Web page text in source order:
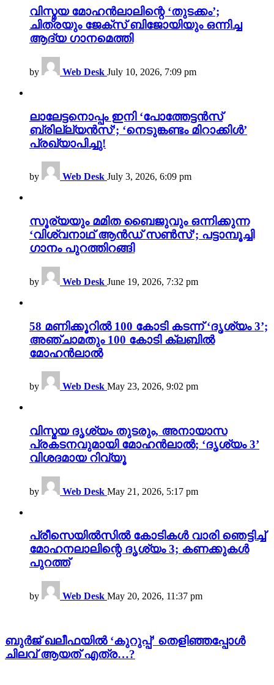
വിസ്മയ മോഹൻലാലിന്റെ ‘തുടക്കം’;
ചിത്രയും ജേക്സ് ബിജോയിയും ഒന്നിച്ച
ആദ്യ ഗാനമെത്തി
by Web Desk July 10, 2026, 7:09 pm
ലാലേട്ടനൊപ്പം ഇനി ‘പോത്തേട്ടൻസ്
ബ്രില്ല്യൻസ്’; ‘നെടുങ്കണ്ടം മിറാക്കിൾ’
പ്രഖ്യാപിച്ചു!
by Web Desk July 3, 2026, 6:09 pm
സൂര്യയും മമിത ബൈജുവും ഒന്നിക്കുന്ന
‘വിശ്വനാഥ് ആൻഡ് സൺസ്’; പട്ടാമ്പൂച്ചി
ഗാനം പുറത്തിറങ്ങി
by Web Desk June 19, 2026, 7:32 pm
58 മണിക്കൂറിൽ 100 കോടി കടന്ന് ‘ദൃശ്യം 3’;
അഞ്ചാമതും 100 കോടി ക്ലബിൽ
മോഹൻലാൽ
by Web Desk May 23, 2026, 9:02 pm
വിസ്മയ ദൃശ്യം തുടരും, അനായാസ
പ്രകടനവുമായി മോഹൻലാൽ; ‘ദൃശ്യം 3’
വിശദമായ റിവ്യൂ
by Web Desk May 21, 2026, 5:17 pm
പ്രീസെയിൽസിൽ കോടികൾ വാരി ഞെട്ടിച്ച്
മോഹനലാലിന്റെ ദൃശ്യം 3; കണക്കുകൾ
പുറത്ത്
by Web Desk May 20, 2026, 11:37 pm
ബുർജ് ഖലീഫയിൽ ‘കുറുപ്പ്’ തെളിഞ്ഞപ്പോൾ
ചിലവ് ആയത് എത്ര…?